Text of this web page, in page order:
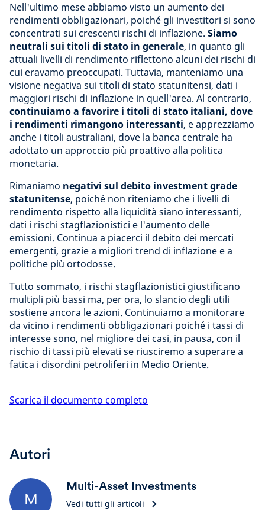
Nell'ultimo mese abbiamo visto un aumento dei
rendimenti obbligazionari, poiché gli investitori si sono
concentrati sui crescenti rischi di inflazione. Siamo
neutrali sui titoli di stato in generale, in quanto gli
attuali livelli di rendimento riflettono alcuni dei rischi di
cui eravamo preoccupati. Tuttavia, manteniamo una
visione negativa sui titoli di stato statunitensi, dati i
maggiori rischi di inflazione in quell'area. Al contrario,
continuiamo a favorire i titoli di stato italiani, dove
i rendimenti rimangono interessanti, e apprezziamo
anche i titoli australiani, dove la banca centrale ha
adottato un approccio più proattivo alla politica
monetaria.
Rimaniamo negativi sul debito investment grade
statunitense, poiché non riteniamo che i livelli di
rendimento rispetto alla liquidità siano interessanti,
dati i rischi stagflazionistici e l'aumento delle
emissioni. Continua a piacerci il debito dei mercati
emergenti, grazie a migliori trend di inflazione e a
politiche più ortodosse.
Tutto sommato, i rischi stagflazionistici giustificano
multipli più bassi ma, per ora, lo slancio degli utili
sostiene ancora le azioni. Continuiamo a monitorare
da vicino i rendimenti obbligazionari poiché i tassi di
interesse sono, nel migliore dei casi, in pausa, con il
rischio di tassi più elevati se riusciremo a superare a
fatica i disordini petroliferi in Medio Oriente.
Scarica il documento completo
Autori
M
Multi-Asset Investments
Vedi tutti gli articoli